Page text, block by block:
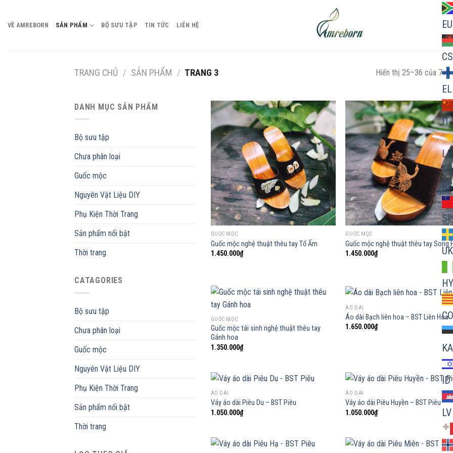
VỀ AMREBORN SẢN PHẨM BỘ SƯU TẬP TIN TỨC LIÊN HỆ
EU
CS
EL
IT
LB
MI
PS
SI
UK
HY
CO
KA
ID
LV
TRANG CHỦ / SẢN PHẨM / TRANG 3 Hiển thị 25–36 của 728
DANH MỤC SẢN PHẨM
Bộ sưu tập
Chưa phân loại
Guốc mộc
Nguyên Vật Liệu DIY
Phụ Kiện Thời Trang
Sản phẩm nổi bật
Thời trang
CATAGORIES
Bộ sưu tập
Chưa phân loại
Guốc mộc
Nguyên Vật Liệu DIY
Phụ Kiện Thời Trang
Sản phẩm nổi bật
Thời trang
Add to
wishlist
GUỐC MỘC
Guốc mộc nghệ thuật thêu tay Tổ Ấm
1.450.000₫
GUỐC MỘC
Guốc mộc nghệ thuật thêu tay Song
1.450.000₫
Add to
GUỐC MỘC
Guốc mộc tái sinh nghệ thuật thêu tay
Gánh hoa
1.350.000₫
ÁO DÀI
Áo dài Bạch liên hoa – BST Liên Hoa
1.650.000₫
ÁO DÀI
Váy áo dài Piêu Du – BST Piêu
1.050.000₫
ÁO DÀI
Váy áo dài Piêu Huyền – BST Piêu
1.050.000₫